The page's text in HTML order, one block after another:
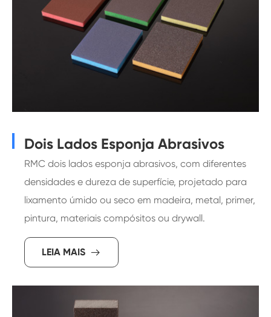
Dois Lados Esponja Abrasivos
RMC dois lados esponja abrasivos, com diferentes
densidades e dureza de superfície, projetado para
lixamento úmido ou seco em madeira, metal, primer,
pintura, materiais compósitos ou drywall.
LEIA MAIS 